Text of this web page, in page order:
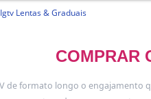
Lentas & Graduais
COMPRAR
de formato longo o